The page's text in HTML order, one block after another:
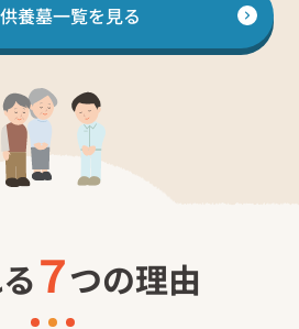
養墓一覧を見る
７つの理由